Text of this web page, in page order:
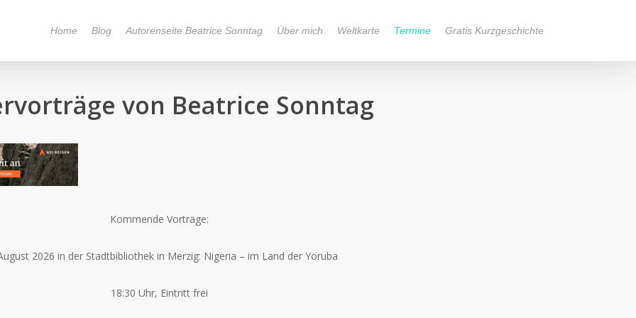
Home Blog Autorenseite Beatrice Sonntag Über mich Weltkarte Termine Gratis Kurzgeschichte
von Beatrice Sonntag
Kommende Vorträge:
2026 in der Stadtbibliothek in Merzig: Nigeria – im Land der Yoruba
18:30 Uhr, Eintritt frei